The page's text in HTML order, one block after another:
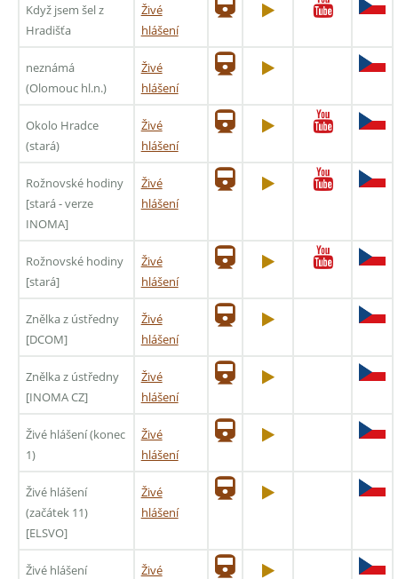
Když jsem šel z
Hradišťa
Živé
hlášení
neznámá
(Olomouc hl.n.)
Živé
hlášení
Okolo Hradce
(stará)
Živé
hlášení
Rožnovské hodiny
[stará - verze
INOMA]
Živé
hlášení
Rožnovské hodiny
[stará]
Živé
hlášení
Znělka z ústředny
[DCOM]
Živé
hlášení
Znělka z ústředny
[INOMA CZ]
Živé
hlášení
Živé hlášení (konec
1)
Živé
hlášení
Živé hlášení
(začátek 11)
[ELSVO]
Živé
hlášení
Živé hlášení
Živé